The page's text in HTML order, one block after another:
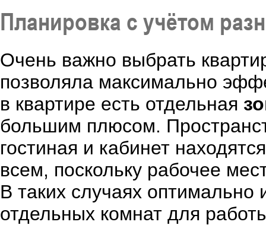
Планировка с учётом
Очень важно выбрать
позволяла максимально
в квартире есть отдельная
большим плюсом.
гостиная и кабинет
всем, поскольку рабочее
В таких случаях оптимально
отдельных комнат для